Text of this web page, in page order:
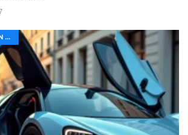
🏆 BEWERTUNG VON MERKMALEN UND WERT